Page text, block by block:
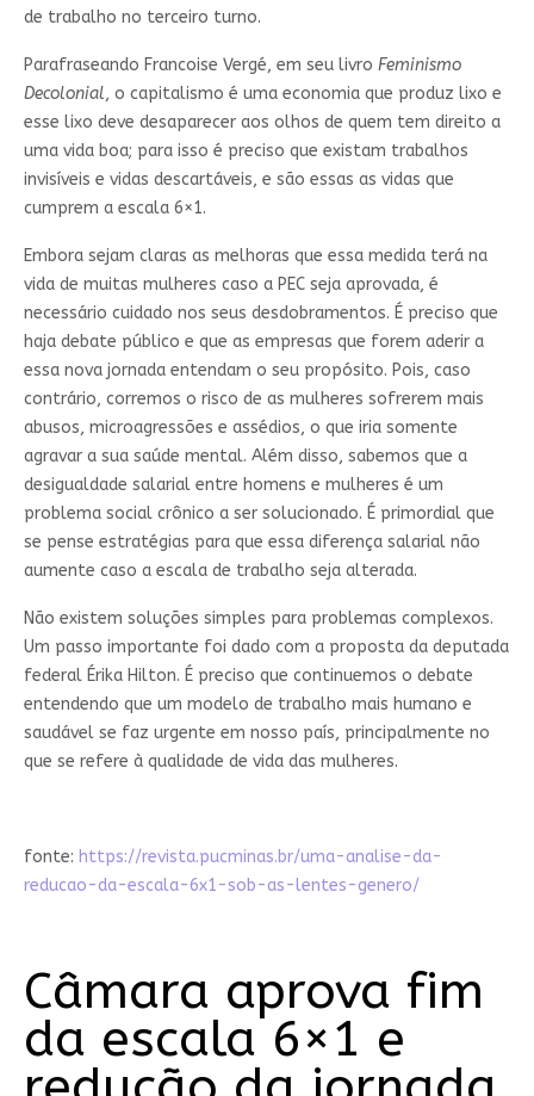
de trabalho no terceiro turno.
Parafraseando Francoise Vergé, em seu livro Feminismo
Decolonial, o capitalismo é uma economia que produz lixo e
esse lixo deve desaparecer aos olhos de quem tem direito a
uma vida boa; para isso é preciso que existam trabalhos
invisíveis e vidas descartáveis, e são essas as vidas que
cumprem a escala 6×1.
Embora sejam claras as melhoras que essa medida terá na
vida de muitas mulheres caso a PEC seja aprovada, é
necessário cuidado nos seus desdobramentos. É preciso que
haja debate público e que as empresas que forem aderir a
essa nova jornada entendam o seu propósito. Pois, caso
contrário, corremos o risco de as mulheres sofrerem mais
abusos, microagressões e assédios, o que iria somente
agravar a sua saúde mental. Além disso, sabemos que a
desigualdade salarial entre homens e mulheres é um
problema social crônico a ser solucionado. É primordial que
se pense estratégias para que essa diferença salarial não
aumente caso a escala de trabalho seja alterada.
Não existem soluções simples para problemas complexos.
Um passo importante foi dado com a proposta da deputada
federal Érika Hilton. É preciso que continuemos o debate
entendendo que um modelo de trabalho mais humano e
saudável se faz urgente em nosso país, principalmente no
que se refere à qualidade de vida das mulheres.
fonte: https://revista.pucminas.br/uma-analise-da-
reducao-da-escala-6x1-sob-as-lentes-genero/
Câmara aprova fim
da escala 6×1 e